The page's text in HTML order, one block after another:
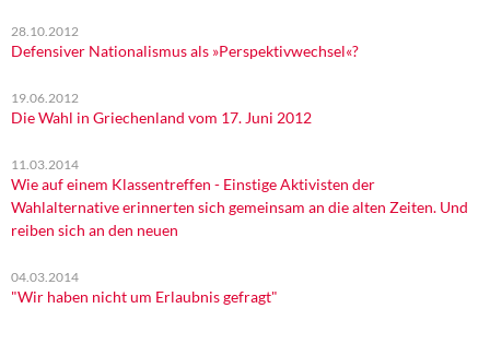
28.10.2012
Defensiver Nationalismus als »Perspektivwechsel«?
19.06.2012
Die Wahl in Griechenland vom 17. Juni 2012
11.03.2014
Wie auf einem Klassentreffen - Einstige Aktivisten der
Wahlalternative erinnerten sich gemeinsam an die alten Zeiten. Und
reiben sich an den neuen
04.03.2014
"Wir haben nicht um Erlaubnis gefragt"